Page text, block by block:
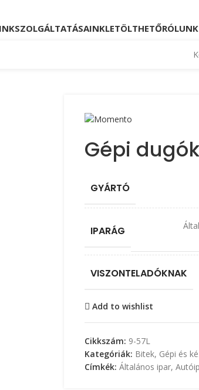
SZOLGÁLTATÁSAINKLETÖLTHETŐRÓLUNK
Gépi
GYÁRTÓ
IPARÁG
VISZONTELADÓKNAK
Add to wishlist
Cikkszám: 9-57L
Kategóriák: Bitek, Gépi és
Címkék: Általános ipar,